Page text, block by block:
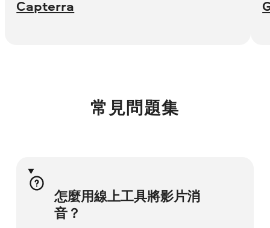
Capterra
常見問題集
怎麼用線上工具將影片消
音？